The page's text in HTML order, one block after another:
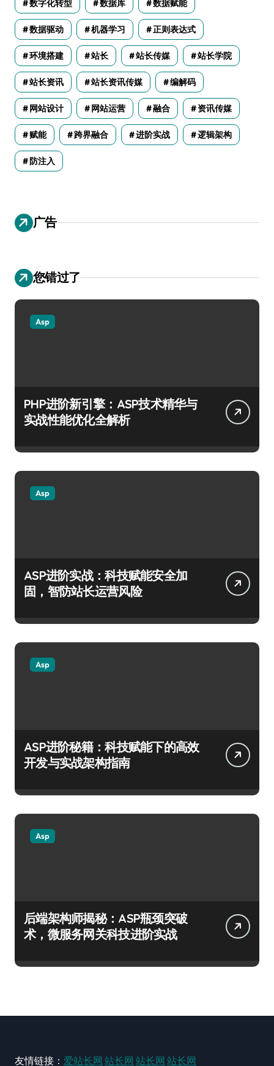
数字化转型 数据库 数据赋能
数据驱动 机器学习 正则表达式
环境搭建 站长 站长传媒 站长学院
站长资讯 站长资讯传媒 编解码
网站设计 网站运营 融合 资讯传媒
赋能 跨界融合 进阶实战 逻辑架构
防注入
广告
您错过了
Asp
PHP进阶新引擎：ASP技术精华与
实战性能优化全解析
Asp
ASP进阶实战：科技赋能安全加
固，智防站长运营风险
Asp
ASP进阶秘籍：科技赋能下的高效
开发与实战架构指南
Asp
后端架构师揭秘：ASP瓶颈突破
术，微服务网关科技进阶实战
友情链接： 爱站长网 站长网 站长网 站长网